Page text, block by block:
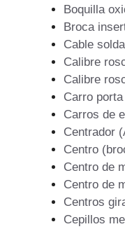
Boquilla
Broca
Cable
Calibre
Calibre
Carro
Carros de
Centrador
Centro
Centro de
Centro de
Centros
Cepillos